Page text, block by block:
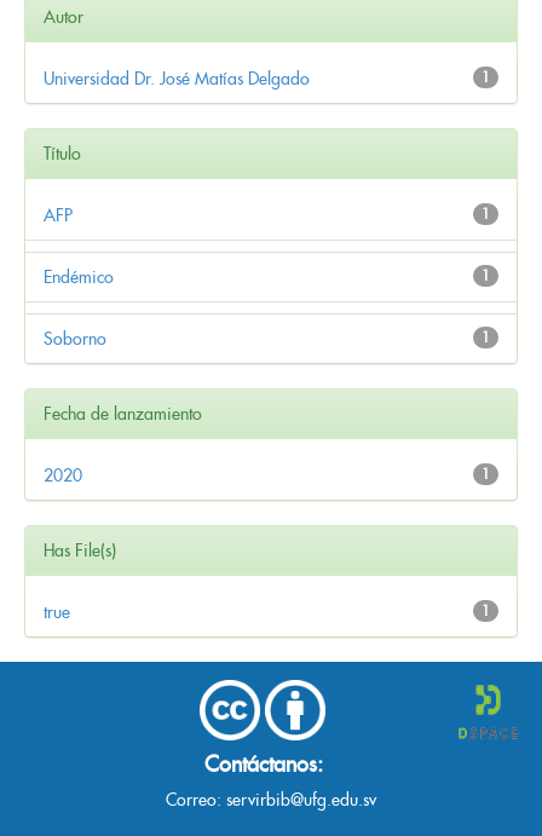
Autor
1
Universidad Dr. José Matías Delgado
Título
1
AFP
1
Endémico
1
Soborno
Fecha de lanzamiento
1
2020
Has File(s)
1
true
Contáctanos:
Correo: servirbib@ufg.edu.sv